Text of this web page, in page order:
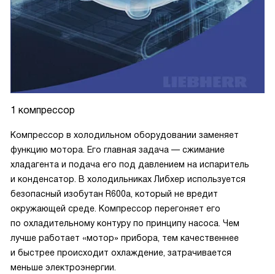
1 компрессор
Компрессор в холодильном оборудовании заменяет
функцию мотора. Его главная задача — сжимание
хладагента и подача его под давлением на испаритель
и конденсатор. В холодильниках Либхер используется
безопасный изобутан R600a, который не вредит
окружающей среде. Компрессор перегоняет его
по охладительному контуру по принципу насоса. Чем
лучше работает «мотор» прибора, тем качественнее
и быстрее происходит охлаждение, затрачивается
меньше электроэнергии.